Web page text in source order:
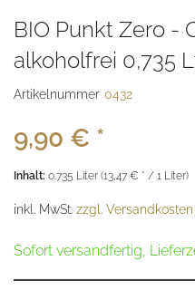
BIO Punkt Zero -
alkoholfrei 0,735
Artikelnummer 0432
9,90 € *
Inhalt: 0.735 Liter (13,47 € * / 1 Liter)
inkl. MwSt. zzgl. Versandkosten
Sofort versandfertig,